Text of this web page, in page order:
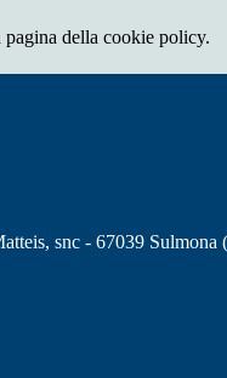
pagina della cookie policy.
snc - 67039